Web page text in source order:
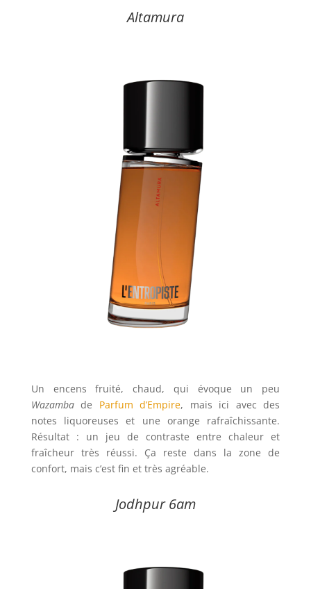
Altamura
Un encens fruité, chaud, qui évoque un peu
Wazambade Parfum d’Empire, mais ici avec des
notes liquoreuses et une orange rafraîchissante.
Résultat : un jeu de contraste entre chaleur et
fraîcheur très réussi. Ça reste dans la zone de
confort, mais c’est fin et très agréable.
Jodhpur 6am